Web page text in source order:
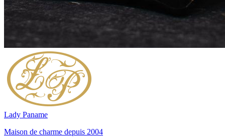
Lady Paname
Maison de charme depuis 2004